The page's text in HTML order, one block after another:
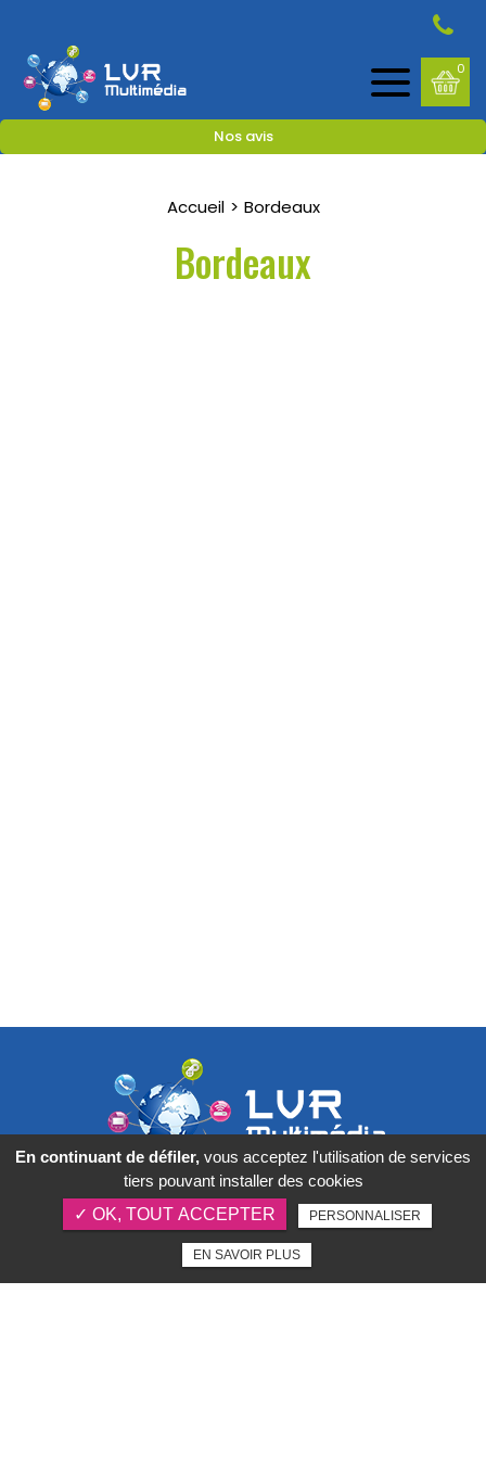
Nos avis
0
Accueil Bordeaux
Bordeaux
1 rue Alexandre II,
33210
Langon
07 66 04 38 08
Jeudi : 09h30 - 18h30
En continuant de défiler, vous acceptez l'utilisation de services
tiers pouvant installer des cookies
✓ OK, TOUT ACCEPTER
PERSONNALISER
EN SAVOIR PLUS